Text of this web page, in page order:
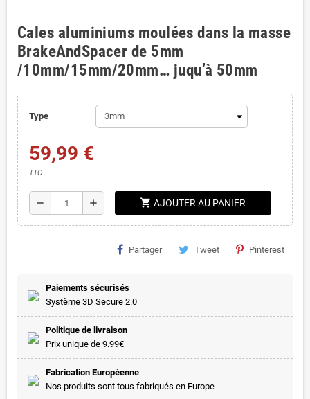
Cales aluminiums moulées dans la masse
BrakeAndSpacer de 5mm
/10mm/15mm/20mm… juqu’à 50mm
Type
59,99 €
TTC
remove add shopping_cart AJOUTER AU PANIER
Partager Tweet Pinterest
Paiements sécurisés
Système 3D Secure 2.0
Politique de livraison
Prix unique de 9.99€
Fabrication Européenne
Nos produits sont tous fabriqués en Europe